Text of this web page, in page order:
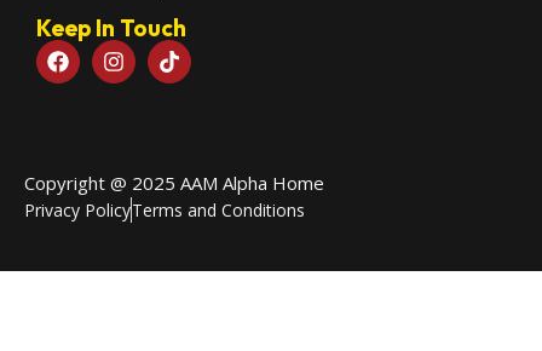
Keep In Touch
Copyright @ 2025 AAM Alpha Home
Privacy PolicyTerms and Conditions